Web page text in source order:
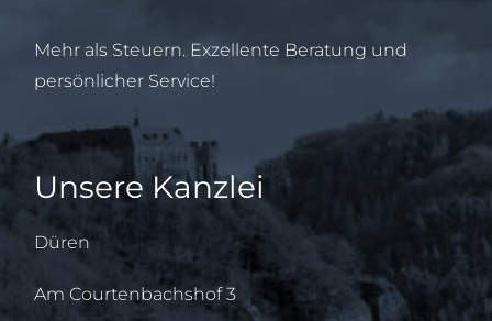
Mehr als Steuern. Exzellente Beratung und
persönlicher Service!
Unsere Kanzlei
Düren
Am Courtenbachshof 3